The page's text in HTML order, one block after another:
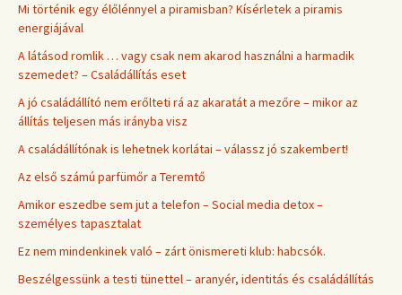
Mi történik egy élőlénnyel a piramisban? Kísérletek a piramis
energiájával
A látásod romlik … vagy csak nem akarod használni a harmadik
szemedet? – Családállítás eset
A jó családállító nem erőlteti rá az akaratát a mezőre – mikor az
állítás teljesen más irányba visz
A családállítónak is lehetnek korlátai – válassz jó szakembert!
Az első számú parfümőr a Teremtő
Amikor eszedbe sem jut a telefon – Social media detox –
személyes tapasztalat
Ez nem mindenkinek való – zárt önismereti klub: habcsók.
Beszélgessünk a testi tünettel – aranyér, identitás és családállítás